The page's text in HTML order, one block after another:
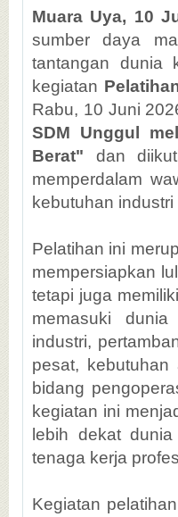
Muara Uya, 10
sumber daya
tantangan dunia
kegiatan
Rabu, 10 Juni
SDM Unggul
Berat" dan
memperdalam
kebutuhan industri
Pelatihan ini
mempersiapkan
tetapi juga
memasuki
industri,
pesat,
bidang
kegiatan ini
lebih dekat
tenaga kerja
Kegiatan